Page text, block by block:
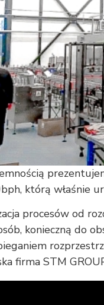
którą właśnie
procesów od
konieczną do
firma STM